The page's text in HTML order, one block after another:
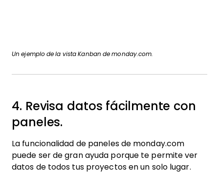
Un ejemplo de la vista Kanban de monday.com.
4. Revisa datos fácilmente con
paneles.
La funcionalidad de paneles de monday.com
puede ser de gran ayuda porque te permite ver
datos de todos tus proyectos en un solo lugar.